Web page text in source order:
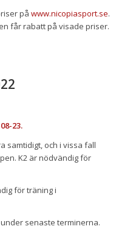
på www.nicopiasport.se.
får rabatt på visade priser.
23.
samtidigt, och i vissa fall
K2 är nödvändig för
för träning i
senaste terminerna.